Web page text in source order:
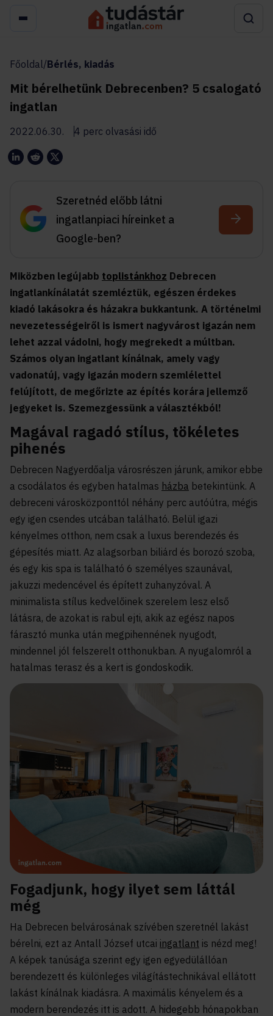
Főoldal/Bérlés, kiadás
Mit bérelhetünk Debrecenben? 5 csalogató
ingatlan
2022.06.30. 4 perc olvasási idő
Szeretnéd előbb látni
ingatlanpiaci híreinket a
Google-ben?
Miközben legújabb toplistánkhoz Debrecen
ingatlankínálatát szemléztük, egészen érdekes
kiadó lakásokra és házakra bukkantunk. A történelmi
nevezetességeiről is ismert nagyvárost igazán nem
lehet azzal vádolni, hogy megrekedt a múltban.
Számos olyan ingatlant kínálnak, amely vagy
vadonatúj, vagy igazán modern szemlélettel
felújított, de megőrizte az építés korára jellemző
jegyeket is. Szemezgessünk a választékból!
Magával ragadó stílus, tökéletes
pihenés
Debrecen Nagyerdőalja városrészen járunk, amikor ebbe
a csodálatos és egyben hatalmas házba betekintünk. A
debreceni városközponttól néhány perc autóútra, mégis
egy igen csendes utcában található. Belül igazi
kényelmes otthon, nem csak a luxus berendezés és
gépesítés miatt. Az alagsorban biliárd és borozó szoba,
és egy kis spa is található 6 személyes szaunával,
jakuzzi medencével és épített zuhanyzóval. A
minimalista stílus kedvelőinek szerelem lesz első
látásra, de azokat is rabul ejti, akik az egész napos
fárasztó munka után megpihennének nyugodt,
mindennel jól felszerelt otthonukban. A nyugalomról a
hatalmas terasz és a kert is gondoskodik.
Fogadjunk, hogy ilyet sem láttál
még
Ha Debrecen belvárosának szívében szeretnél lakást
bérelni, ezt az Antall József utcai ingatlant is nézd meg!
A képek tanúsága szerint egy igen egyedülállóan
berendezett és különleges világítástechnikával ellátott
lakást kínálnak kiadásra. A maximális kényelem és a
modern berendezés itt is adott. A hidegebb hónapokban